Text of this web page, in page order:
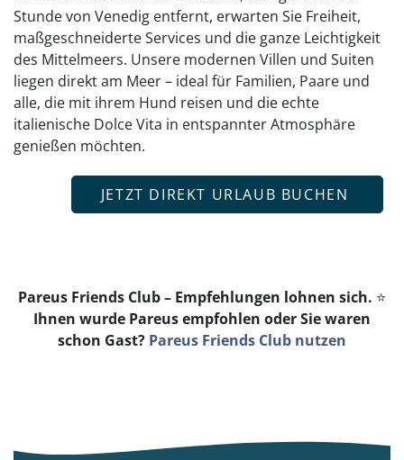
Stunde von Venedig entfernt, erwarten Sie Freiheit,
maßgeschneiderte Services und die ganze Leichtigkeit
des Mittelmeers. Unsere modernen Villen und Suiten
liegen direkt am Meer – ideal für Familien, Paare und
alle, die mit ihrem Hund reisen und die echte
italienische Dolce Vita in entspannter Atmosphäre
genießen möchten.
JETZT DIREKT URLAUB BUCHEN
Pareus Friends Club – Empfehlungen lohnen sich. ⭐
Ihnen wurde Pareus empfohlen oder Sie waren
schon Gast? Pareus Friends Club nutzen